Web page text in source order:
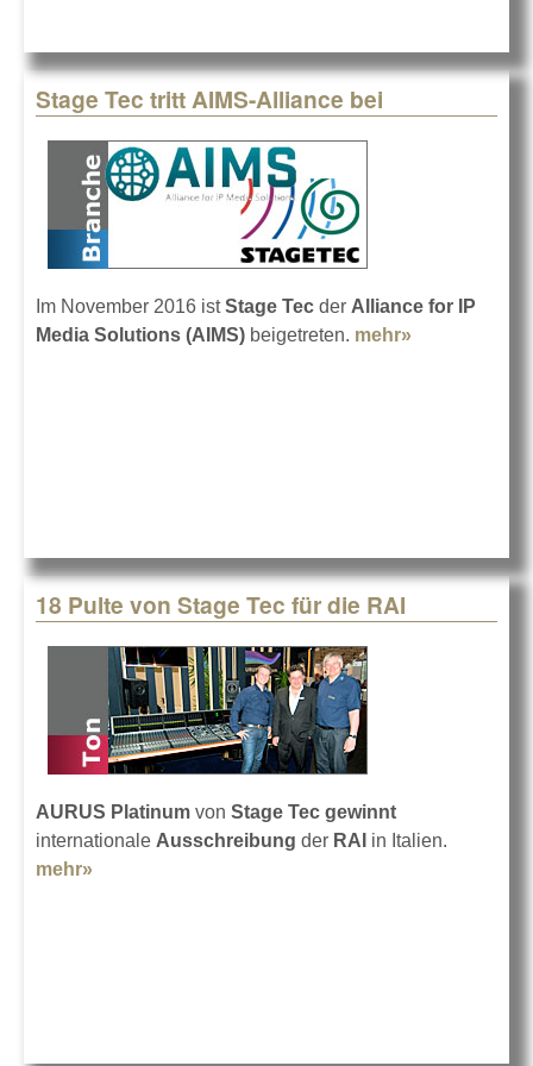
Stage Tec tritt AIMS-Alliance bei
Im November 2016 istStage Tec der Alliance for IP
Media Solutions (AIMS) beigetreten. mehr»
18 Pulte von Stage Tec für die RAI
AURUS Platinum von Stage Tec gewinnt
internationale Ausschreibung der RAI in Italien.
mehr»